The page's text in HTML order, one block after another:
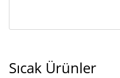
Sıcak Ürünler